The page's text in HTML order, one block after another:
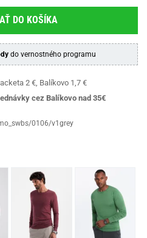
DO KOŠÍKA
do vernostného programu
2 €, Balíkovo 1,7 €
cez Balíkovo nad 35€
0106/v1grey